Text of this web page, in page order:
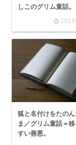
しこのグリム童話。
狐と名付けをたのん
ま／グリム童話＝
すい善悪。